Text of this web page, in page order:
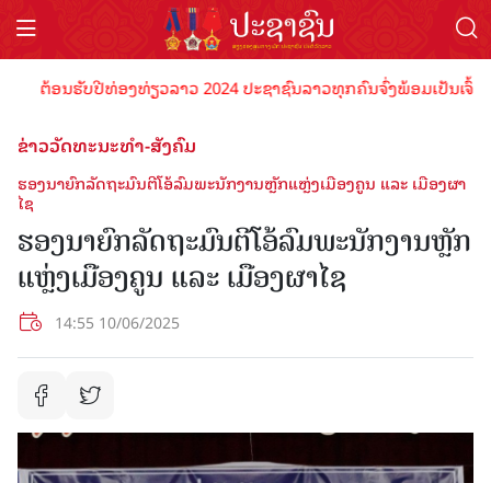
ຕ້ອນຮັບປີທ່ອງທ່ຽວລາວ 2024 ປະຊາຊົນລາວທຸກຄົນຈົ່ງພ້ອມເປັນເຈົ້າພ
ຂ່າວວັດທະນະທຳ-ສັງຄົມ
ຮອງນາຍົກລັດຖະມົນຕີໂອ້ລົມພະນັກງານຫຼັກແຫຼ່ງເມືອງຄູນ ແລະ ເມືອງຜາ
ໄຊ
ຮອງນາຍົກລັດຖະມົນຕີໂອ້ລົມພະນັກງານຫຼັກ
ແຫຼ່ງເມືອງຄູນ ແລະ ເມືອງຜາໄຊ
14:55 10/06/2025